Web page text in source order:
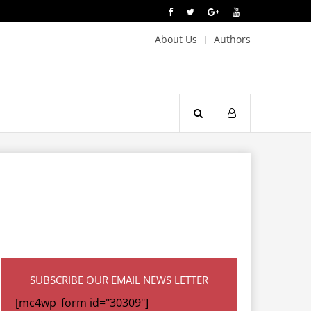
About Us Authors
SUBSCRIBE OUR EMAIL NEWS LETTER
[mc4wp_form id="30309"]